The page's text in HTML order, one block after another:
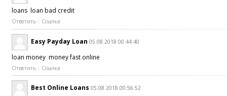
loans loan bad credit
Ответить Ссылка
Easy Payday Loan 05.08.2018 00:44:40
loan money money fast online
Ответить Ссылка
Best Online Loans 05.08.2018 00:56:52